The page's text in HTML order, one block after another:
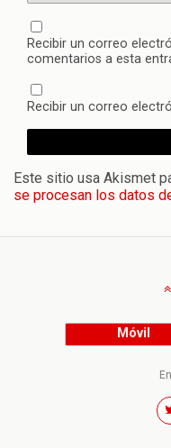
Recibir un correo
comentarios a esta
Recibir un correo
Este sitio usa Akismet
se procesan los datos
Móvil